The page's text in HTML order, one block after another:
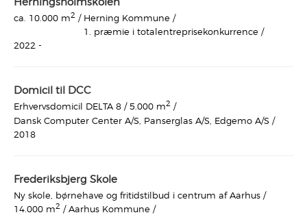
ca. 10.000 m2 / Herning Kommune /
1. præmie i totalentreprisekonkurrence /
2022 -
Domicil til DCC
Erhvervsdomicil DELTA 8 / 5.000 m2 /
Dansk Computer Center A/S, Panserglas A/S, Edgemo A/S /
2018
Frederiksbjerg Skole
Ny skole, børnehave og fritidstilbud i centrum af Aarhus /
14.000 m2 / Aarhus Kommune /